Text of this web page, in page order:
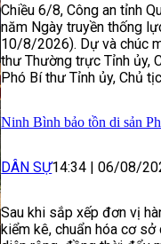
Chiều 6/8, Công an tỉnh
năm Ngày truyền thống
10/8/2026). Dự và chúc
thư Thường trực Tỉnh ủy,
Phó Bí thư Tỉnh ủy, Chủ
Ninh Bình bảo tồn di sản
DÂN SỰ14:34 | 06/08/
Sau khi sắp xếp đơn vị
kiểm kê, chuẩn hóa cơ